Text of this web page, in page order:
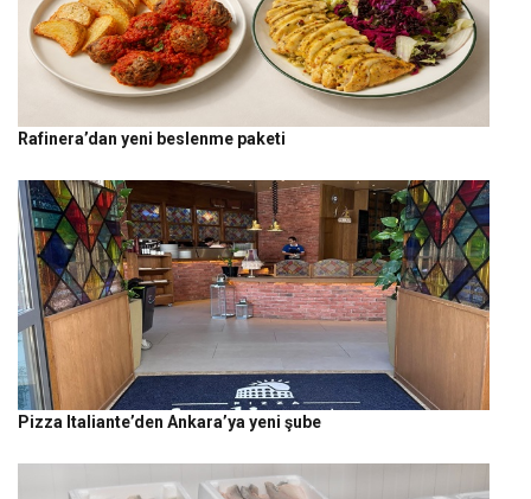
Rafinera’dan yeni beslenme paketi
Pizza Italiante’den Ankara’ya yeni şube